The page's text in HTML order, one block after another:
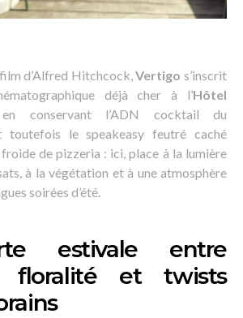
d’Alfred Hitchcock,Vertigo s’inscrit
déjà cher à l’Hôtel
conservant l’ADN cocktail du
toutefois le speakeasy feutré caché
de pizzeria : ici, place à la lumière
à la végétation et à une atmosphère
soirées d’été.
estivale entre
floralité et twists